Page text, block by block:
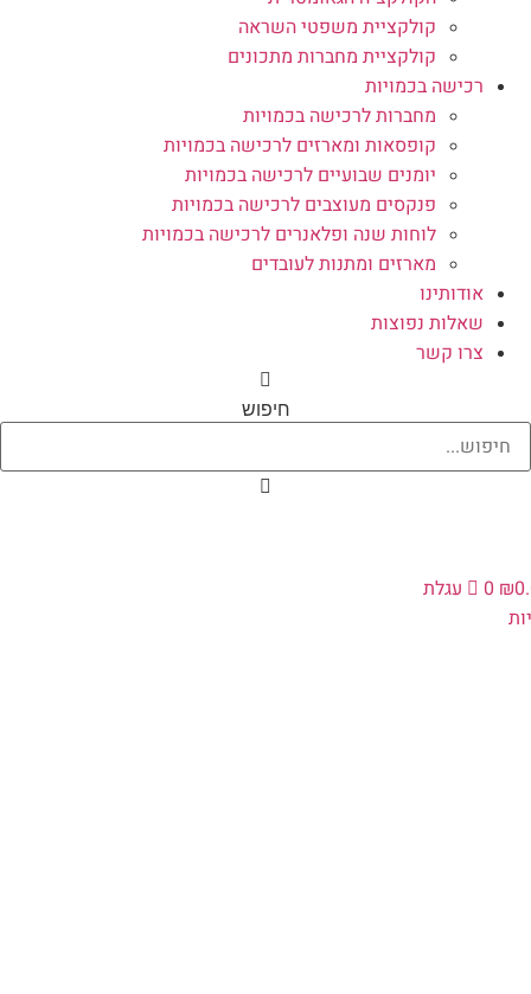
קולקציית משפטי השראה
קולקציית מחברות מתכונים
רכישה בכמויות
מחברות לרכישה בכמויות
קופסאות ומארזים לרכישה בכמויות
יומנים שבועיים לרכישה בכמויות
פנקסים מעוצבים לרכישה בכמויות
לוחות שנה ופלאנרים לרכישה בכמויות
מארזים ומתנות לעובדים
אודותינו
שאלות נפוצות
צרו קשר
חיפוש
₪
0
עגלת